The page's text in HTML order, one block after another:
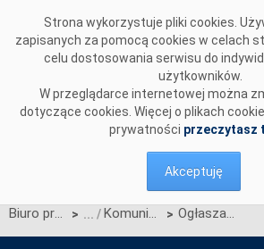
Strona wykorzystuje pliki cookies.
zapisanych za pomocą cookies w celach
celu dostosowania serwisu do
użytkowników.
W przeglądarce internetowej można
dotyczące cookies. Więcej o plikach
prywatności przeczytasz
Akceptuję
Biuro prasowe > Komunikaty OSP > Ogłaszamy termin aukcji wstępnej do aukcji uzupełniającej na rok dostaw 2027